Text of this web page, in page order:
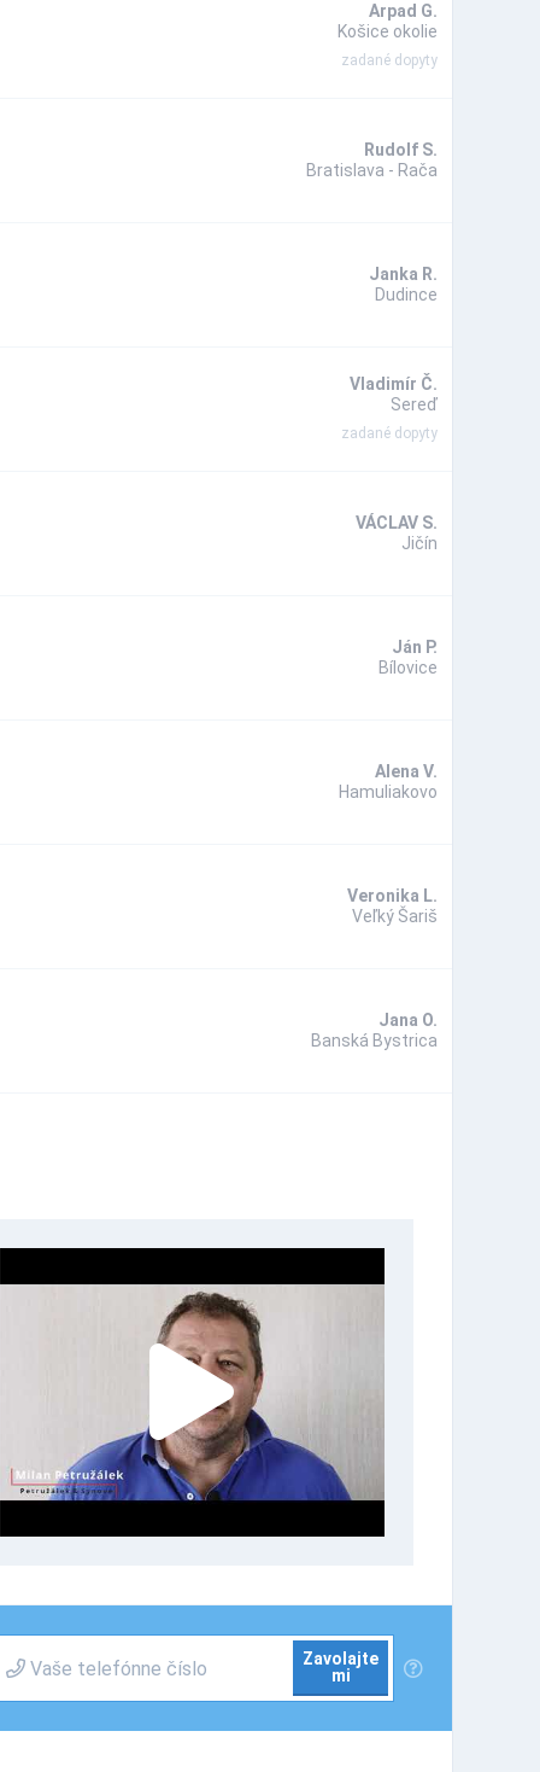
Arpad G.
Košice okolie
zadané dopyty
Rudolf S.
Bratislava - Rača
Janka R.
Dudince
Vladimír Č.
Sereď
zadané dopyty
VÁCLAV S.
Jičín
Ján P.
Bílovice
Alena V.
Hamuliakovo
Veronika L.
Veľký Šariš
Jana O.
Banská Bystrica
Zavolajte
mi